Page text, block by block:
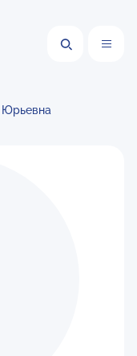
Юрьевна